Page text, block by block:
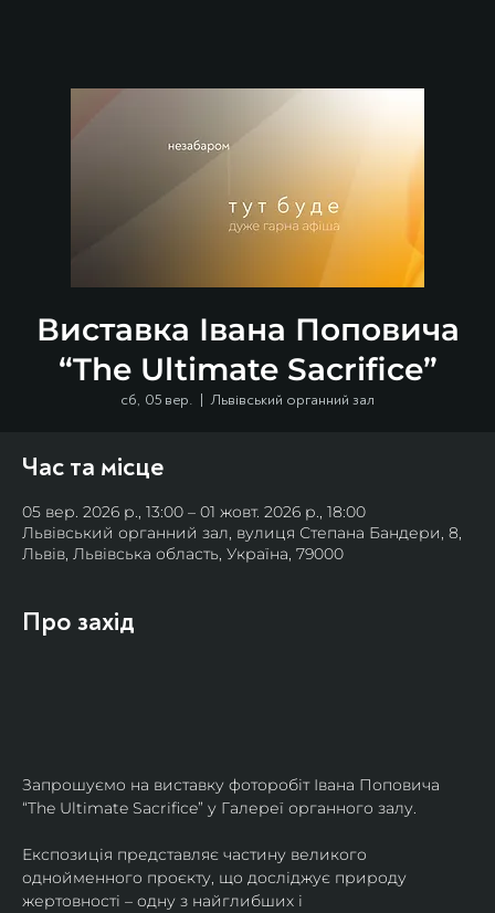
Виставка Івана Поповича
“The Ultimate Sacrifice”
сб, 05 вер.
  |
Львівський органний зал
Час та місце
05 вер. 2026 р., 13:00 – 01 жовт. 2026 р., 18:00
Львівський органний зал, вулиця Степана Бандери, 8,
Львів, Львівська область, Україна, 79000
Про захід
Запрошуємо на виставку фоторобіт Івана Поповича
“The Ultimate Sacrifice” у Галереї органного залу.
Експозиція представляє частину великого
однойменного проєкту, що досліджує природу
жертовності – одну з найглибших і